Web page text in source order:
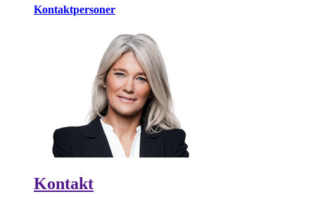
Kontaktpersoner
Kontakt